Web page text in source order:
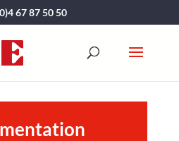
67 87 50 50